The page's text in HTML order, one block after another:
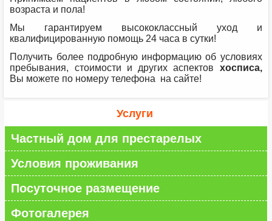
возраста и пола!
Мы гарантируем высококлассный уход и
квалифицированную помощь 24 часа в сутки!
Получить более подробную информацию об условиях
пребывания, стоимости и других аспектов хосписа,
Вы можете по номеру телефона на сайте!
Услуги
Частный дом для престарелых
Условия проживания
Посуточное размещение
Фотогалерея